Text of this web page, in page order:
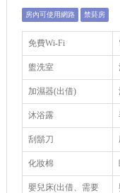
房內可使用網路 禁菸房
免費Wi-Fi
盥洗室
加濕器(出借)
沐浴露
刮鬍刀
化妝棉
嬰兒床(出借、需要